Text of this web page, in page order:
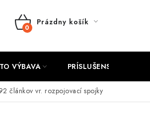
NÁKUPNÝ
Prázdny košík
VÝBAVA PRÍSLUŠENSTVO
článkov vr. rozpojovací spojky